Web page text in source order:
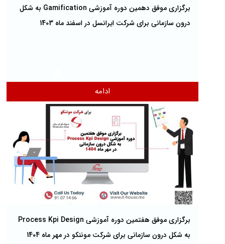
برگزاری موفق دهمین دوره آموزشی Gamification به شکل
درون سازمانی برای شرکت ایرانسل در اسفند ماه 1403
ادامه
برگزاری موفق هفتمین دوره آموزشی Process Kpi Design
به شکل درون سازمانی برای شرکت موننکو در مهر ماه 1404